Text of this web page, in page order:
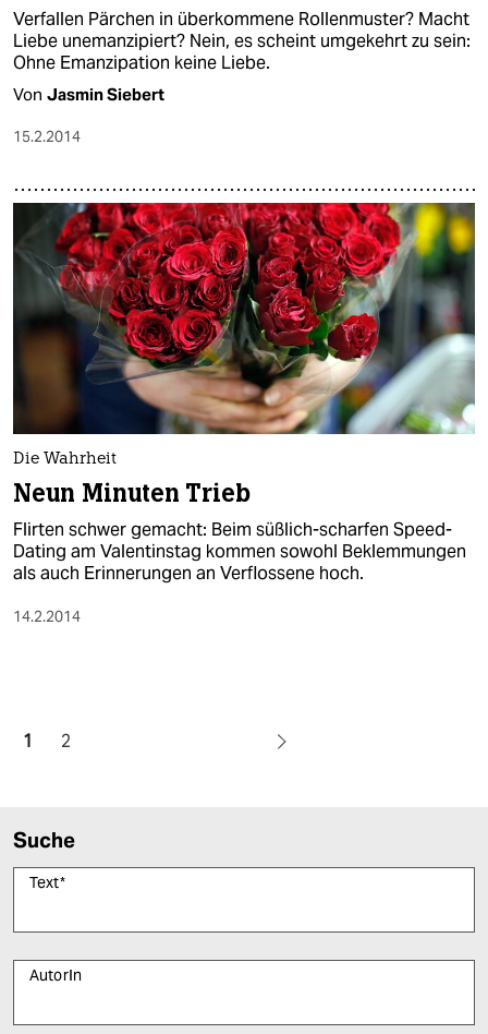
Verfallen Pärchen in überkommene Rollenmuster? Macht
Liebe unemanzipiert? Nein, es scheint umgekehrt zu sein:
Ohne Emanzipation keine Liebe.
Von Jasmin Siebert
15.2.2014
Die Wahrheit
Neun Minuten Trieb
Flirten schwer gemacht: Beim süßlich-scharfen Speed-
Dating am Valentinstag kommen sowohl Beklemmungen
als auch Erinnerungen an Verflossene hoch.
14.2.2014
1 2
Suche
Text*
AutorIn